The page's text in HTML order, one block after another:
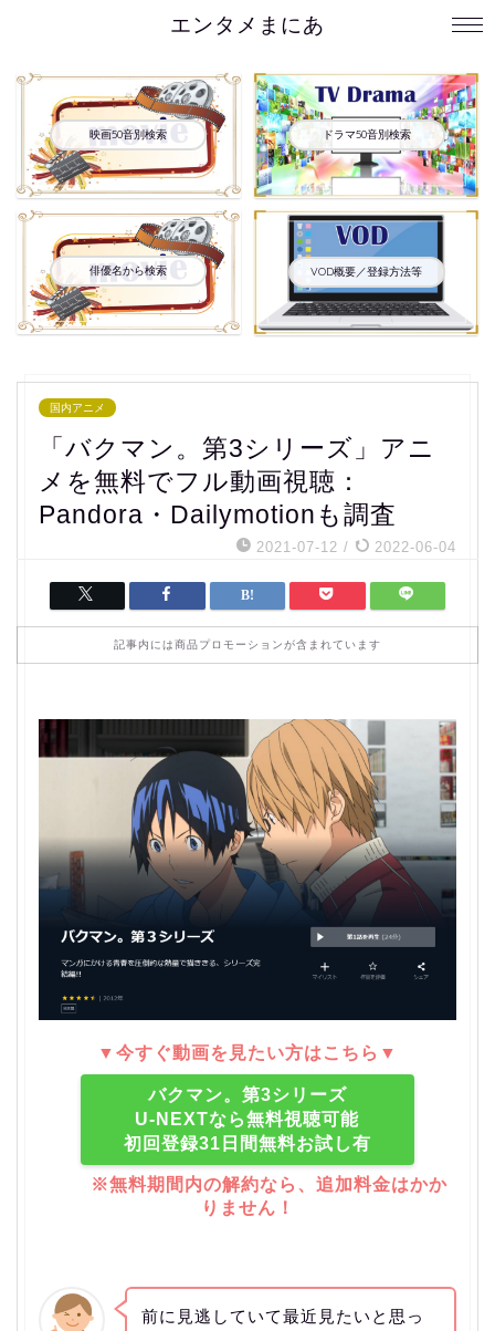
エンタメまにあ
映画50音別検索 ドラマ50音別検索
俳優名から検索 VOD概要／登録方法等
国内アニメ
「バクマン。第3シリーズ」アニ
メを無料でフル動画視聴：
Pandora・Dailymotionも調査
2021-07-12 / 2022-06-04
記事内には商品プロモーションが含まれています
▼今すぐ動画を見たい方はこちら▼
バクマン。第3シリーズ
U-NEXTなら無料視聴可能
初回登録31日間無料お試し有
※無料期間内の解約なら、追加料金はかか
りません！
前に見逃していて最近見たいと思っ